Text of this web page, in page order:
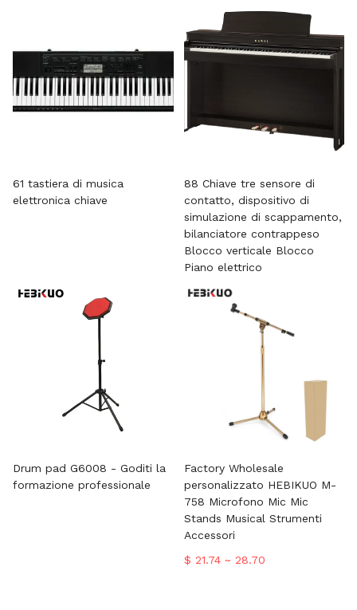
61 tastiera di musica
elettronica chiave
88 Chiave tre sensore di
contatto, dispositivo di
simulazione di scappamento,
bilanciatore contrappeso
Blocco verticale Blocco
Piano elettrico
Drum pad G6008 - Goditi la
formazione professionale
Factory Wholesale
personalizzato HEBIKUO M-
758 Microfono Mic Mic
Stands Musical Strumenti
Accessori
$ 21.74 ~ 28.70